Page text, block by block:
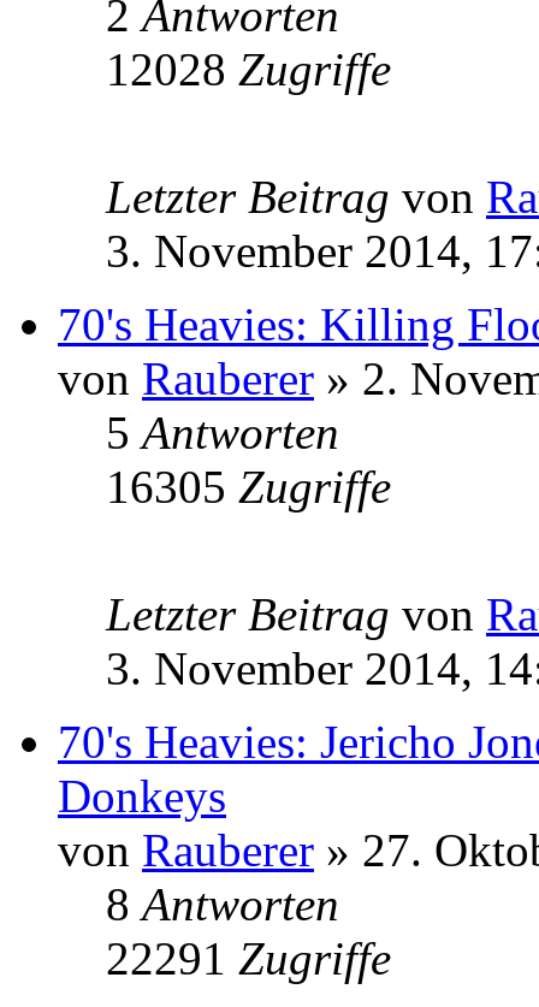
2Antworten
12028 Zugriffe
Letzter Beitrag von
3. November 2014,
70's Heavies: Killing
von Rauberer » 2.
5Antworten
16305 Zugriffe
Letzter Beitrag von
3. November 2014,
70's Heavies: Jericho
Donkeys
von Rauberer » 27.
8Antworten
22291 Zugriffe